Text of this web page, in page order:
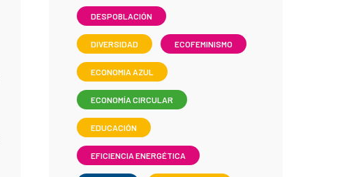
DESPOBLACIÓN
DIVERSIDAD ECOFEMINISMO
ECONOMIA AZUL
ECONOMÍA CIRCULAR
EDUCACIÓN
EFICIENCIA ENERGÉTICA